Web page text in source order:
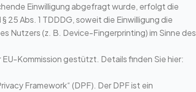
Einwilligung abgefragt wurde, erfolgt die
25 Abs. 1 TDDDG, soweit die Einwilligung die
Nutzers (z. B. Device-Fingerprinting) im Sinne des
Kommission gestützt. Details finden Sie hier:
Framework“ (DPF). Der DPF ist ein